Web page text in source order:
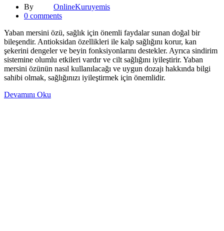
By
OnlineKuruyemis
0 comments
Yaban mersini özü, sağlık için önemli faydalar sunan doğal bir
bileşendir. Antioksidan özellikleri ile kalp sağlığını korur, kan
şekerini dengeler ve beyin fonksiyonlarını destekler. Ayrıca sindirim
sistemine olumlu etkileri vardır ve cilt sağlığını iyileştirir. Yaban
mersini özünün nasıl kullanılacağı ve uygun dozajı hakkında bilgi
sahibi olmak, sağlığınızı iyileştirmek için önemlidir.
Devamını Oku